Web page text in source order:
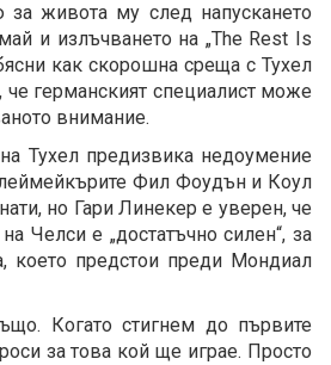
живота му след напускането
и излъчването на „The Rest Is
как скорошна среща с Тухел
че германският специалист може
внимание.
Тухел предизвика недоумение
Фил Фоудън и Коул
но Гари Линекер е уверен, че
Челси е „достатъчно силен“, за
което предстои преди Мондиал
Когато стигнем до първите
за това кой ще играе. Просто